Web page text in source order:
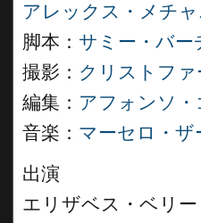
アレックス・メチャ
脚本： サミー・バー
撮影： クリストファ
編集： アフォンソ
音楽： マーセロ・ザ
出演
エリザベス・ベリー